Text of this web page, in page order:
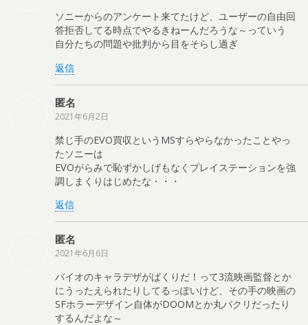
ソニーからのアンケート来てたけど、ユーザーの自由回
答拒否してる時点でやるきねーんだろうな～っていう
自分たちの問題や批判から目をそらし過ぎ
返信
匿名
2021年6月2日
禁じ手のEVO買収というMSすらやらなかったことやっ
たソニーは
EVOがらみで恥ずかしげもなくプレイステーションを強
調しまくりはじめたな・・・
返信
匿名
2021年6月6日
バイオのキャラデザがぱくりだ！って3流映画監督とか
にうったえられたりしてるっぽいけど、その手の映画の
SFホラーデザイン自体がDOOMとか丸パクリだったり
するんだよな～